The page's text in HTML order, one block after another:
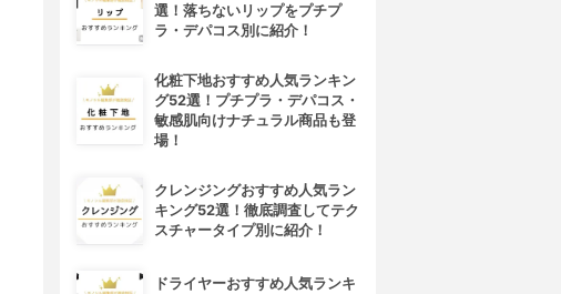
選！落ちないリップをプチプ
ラ・デパコス別に紹介！
化粧下地おすすめ人気ランキン
グ52選！プチプラ・デパコス・
敏感肌向けナチュラル商品も登
場！
クレンジングおすすめ人気ラン
キング52選！徹底調査してテク
スチャータイプ別に紹介！
ドライヤーおすすめ人気ランキ